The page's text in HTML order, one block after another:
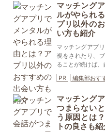
マッチング
ルがやられ
プリ以外の
い方も紹介
マッチングアプ
視をされたり、
ることが続けば、
PR
編集部おす
マッチング
つまらない
う原因とは
トの良さも